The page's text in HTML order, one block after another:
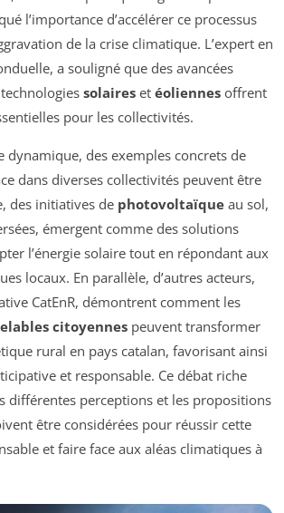
l’importance d’accélérer ce processus
de la crise climatique. L’expert en
a souligné que des avancées
solaires et éoliennes offrent
pour les collectivités.
dynamique, des exemples concrets de
dans diverses collectivités peuvent être
des initiatives de photovoltaïque au sol,
émergent comme des solutions
l’énergie solaire tout en répondant aux
locaux. En parallèle, d’autres acteurs,
CatEnR, démontrent comment les
citoyennes peuvent transformer
rural en pays catalan, favorisant ainsi
et responsable. Ce débat riche
différentes perceptions et les propositions
être considérées pour réussir cette
et faire face aux aléas climatiques à